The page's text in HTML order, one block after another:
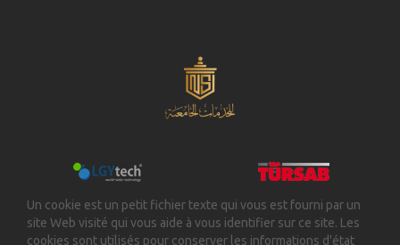
Un cookie est un petit fichier texte qui vous est fourni par un
site Web visité qui vous aide à vous identifier sur ce site. Les
cookies sont utilisés pour conserver les informations d'état